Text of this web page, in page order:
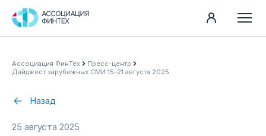
Ассоциация
Пресс-центр
Карьера
Ассоциация ФинТех
Пресс-центр
Дайджест зарубежных СМИ 15-21 августа 2025
Назад
25 августа 2025